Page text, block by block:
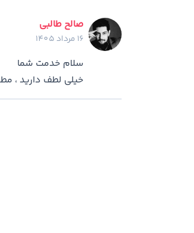
صالح طالبی
16 مرداد 1405
سلام خدمت شما
خیلی لطف دارید ،